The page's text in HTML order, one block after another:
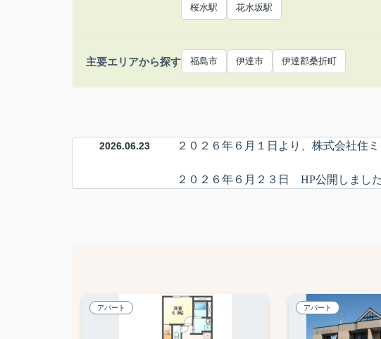
桜水駅 花水坂駅
主要エリアから探す 福島市 伊達市 伊達郡桑折町
2026.06.23 ２０２６年６月１日より、株式会社住
２０２６年６月２３日 HP公開しました
アパート アパート